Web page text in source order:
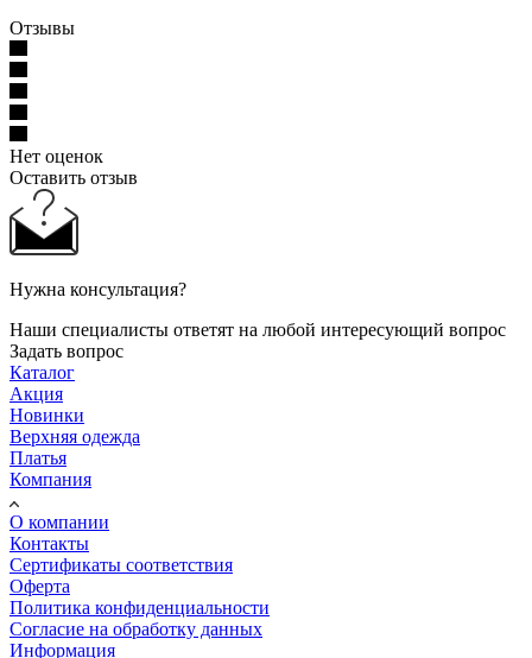
Отзывы
Нет оценок
Оставить отзыв
Нужна консультация?
Наши специалисты ответят на любой интересующий вопрос
Задать вопрос
Каталог
Акция
Новинки
Верхняя одежда
Платья
Компания
О компании
Контакты
Сертификаты соответствия
Оферта
Политика конфиденциальности
Согласие на обработку данных
Информация